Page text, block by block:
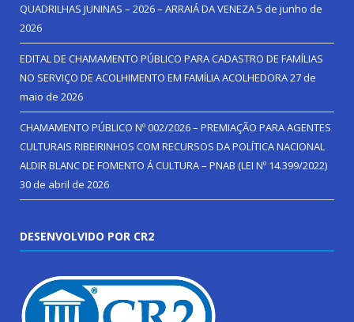
QUADRILHAS JUNINAS – 2026 – ARRAIÁ DA VENEZA5 de junho de
2026
EDITAL DE CHAMAMENTO PÚBLICO PARA CADASTRO DE FAMÍLIAS
NO SERVIÇO DE ACOLHIMENTO EM FAMÍLIA ACOLHEDORA27 de
maio de 2026
CHAMAMENTO PÚBLICO Nº 002/2026 – PREMIAÇÃO PARA AGENTES
CULTURAIS RIBEIRINHOS COM RECURSOS DA POLÍTICA NACIONAL
ALDIR BLANC DE FOMENTO Á CULTURA – PNAB (LEI Nº 14.399/2022)
30 de abril de 2026
DESENVOLVIDO POR CR2